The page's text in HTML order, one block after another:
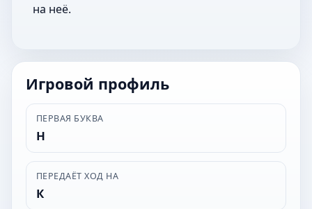
на неё.
Игровой профиль
ПЕРВАЯ БУКВА
Н
ПЕРЕДАЁТ ХОД НА
К